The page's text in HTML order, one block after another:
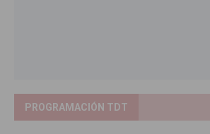
PROGRAMACIÓN TDT